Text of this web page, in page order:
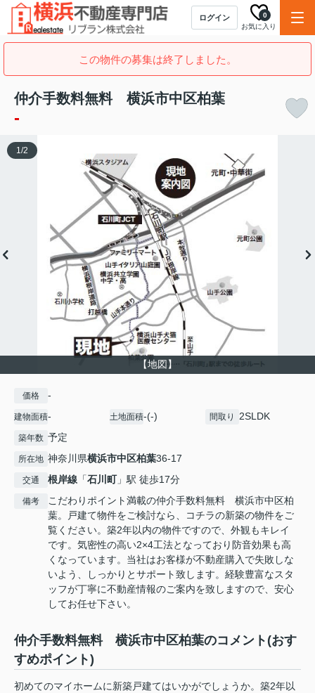
ログイン
お気に入り
0
この物件の募集は終了しました。
仲介手数料無料 横浜市中区柏葉
-
【地図】
1/2
価格 -
建物面積- 土地面積-(-) 間取り 2SLDK
築年数 予定
所在地 神奈川県横浜市中区柏葉36-17
交通 根岸線 「石川町」駅 徒歩17分
備考
こだわりポイント満載の仲介手数料無料 横浜市中区柏
葉。戸建て物件をご検討なら、コチラの新築の物件をご
覧ください。築2年以内の物件ですので、外観もキレイ
です。気密性の高い2×4工法となっており防音効果も高
くなっています。当社はお客様が不動産購入で失敗しな
いよう、しっかりとサポート致します。経験豊富なスタ
ッフが丁寧に不動産情報のご案内を致しますので、安心
してお任せ下さい。
仲介手数料無料 横浜市中区柏葉のコメント(おす
すめポイント)
初めてのマイホームに新築戸建てはいかがでしょうか。築2年以